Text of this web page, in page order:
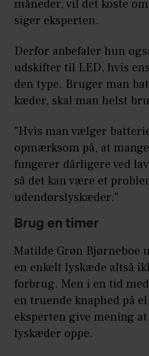
måneder, vil det koste
siger eksperten.
Derfor anbefaler hun
udskifter til LED, hvis
den type. Bruger man
kæder, skal man helst
"Hvis man vælger
opmærksom på, at
fungerer dårligere ved
så det kan være et
udendørslyskæder."
Brug en timer
Matilde Grøn Bjørneboe
en enkelt lyskæde altså
forbrug. Men i en tid
en truende knaphed på
eksperten give mening
lyskæder oppe.